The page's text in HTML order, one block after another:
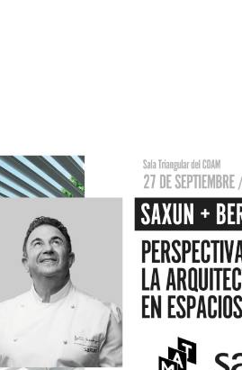
Pergole Bioclimatiche
Uffici
Informazioni tecniche
Canale Etico